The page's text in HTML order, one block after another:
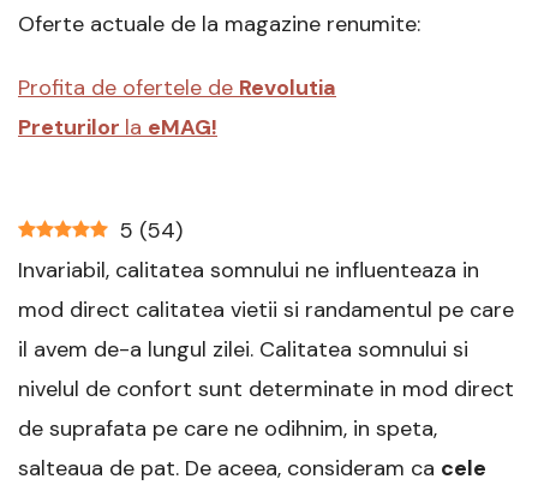
Oferte actuale de la magazine renumite:
Profita de ofertele de Revolutia
Preturilor la eMAG!
5 (54)
Invariabil, calitatea somnului ne influenteaza in
mod direct calitatea vietii si randamentul pe care
il avem de-a lungul zilei. Calitatea somnului si
nivelul de confort sunt determinate in mod direct
de suprafata pe care ne odihnim, in speta,
salteaua de pat. De aceea, consideram ca cele